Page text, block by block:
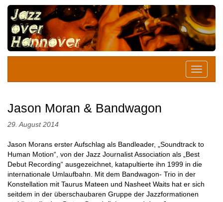
Jason Moran & Bandwagon
29. August 2014
Jason Morans erster Aufschlag als Bandleader, „Soundtrack to
Human Motion“, von der Jazz Journalist Association als „Best
Debut Recording“ ausgezeichnet, katapultierte ihn 1999 in die
internationale Umlaufbahn. Mit dem Bandwagon- Trio in der
Konstellation mit Taurus Mateen und Nasheet Waits hat er sich
seitdem in der überschaubaren Gruppe der Jazzformationen